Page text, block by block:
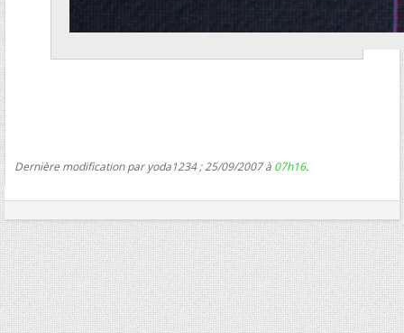
Dernière modification par yoda1234 ; 25/09/2007 à 07h16.